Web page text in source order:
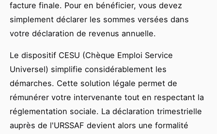
facture finale. Pour en bénéficier, vous devez
simplement déclarer les sommes versées dans
votre déclaration de revenus annuelle.
Le dispositif CESU (Chèque Emploi Service
Universel) simplifie considérablement les
démarches. Cette solution légale permet de
rémunérer votre intervenante tout en respectant la
réglementation sociale. La déclaration trimestrielle
auprès de l'URSSAF devient alors une formalité